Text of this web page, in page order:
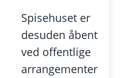
Spisehuset er
desuden åbent
ved offentlige
arrangementer